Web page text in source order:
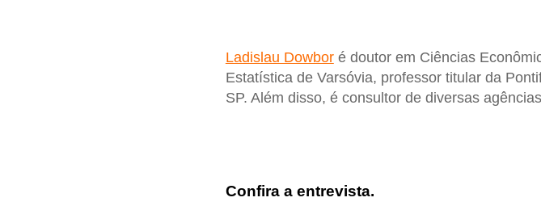
Ladislau Dowboré doutor em Ciências
Estatística de Varsóvia, professor titular da
SP. Além disso, é consultor de diversas
Confira a entrevista.